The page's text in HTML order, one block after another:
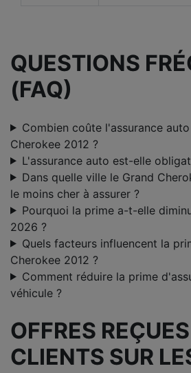
QUESTIONS
(FAQ)
Combien coûte l'assurance
Cherokee 2012 ?
L'assurance auto est-elle
Dans quelle ville le Grand
le moins cher à assurer ?
Pourquoi la prime a-t-elle
2026 ?
Quels facteurs influencent la
Cherokee 2012 ?
Comment réduire la prime
véhicule ?
OFFRES
CLIENTS SUR